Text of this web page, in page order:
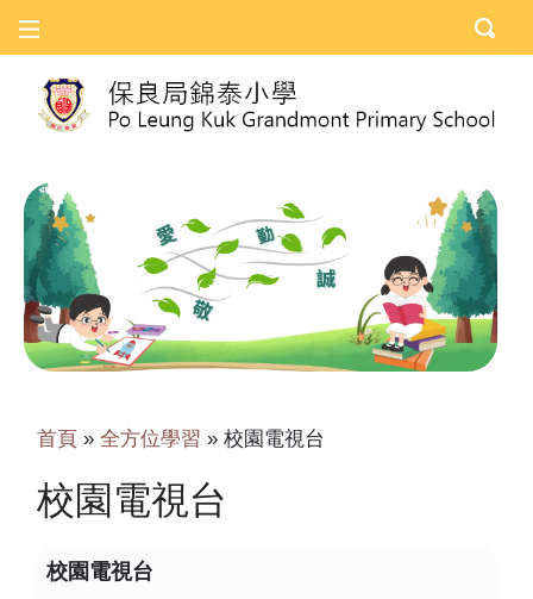
首頁 » 全方位學習 » 校園電視台
校園電視台
校園電視台